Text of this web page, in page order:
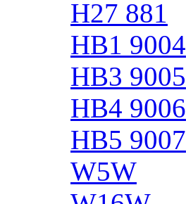
H27 881
HB1 9004
HB3 9005
HB4 9006
HB5 9007
W5W